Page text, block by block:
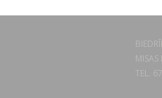
TEL.